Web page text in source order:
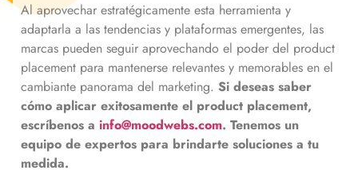
Al aprovechar estratégicamente esta herramienta y
adaptarla a las tendencias y plataformas emergentes, las
marcas pueden seguir aprovechando el poder del product
placement para mantenerse relevantes y memorables en el
cambiante panorama del marketing. Si deseas saber
cómo aplicar exitosamente el product placement,
escríbenos a info@moodwebs.com. Tenemos un
equipo de expertos para brindarte soluciones a tu
medida.